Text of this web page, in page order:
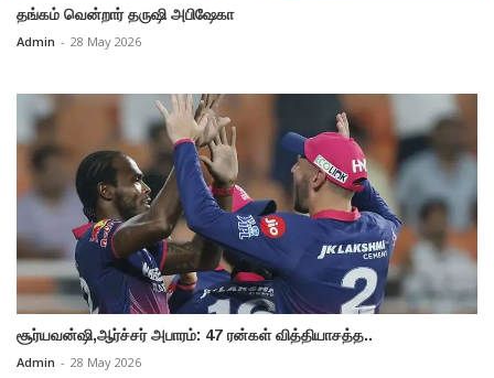
தங்கம் வென்றார் தருஷி அபிஷேகா
Admin - 28 May 2026
சூர்யவன்ஷி,ஆர்ச்சர் அபாரம்: 47 ரன்கள் வித்தியாசத்த..
Admin - 28 May 2026